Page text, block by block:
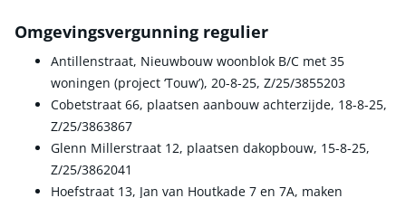
Omgevingsvergunning regulier
Antillenstraat, Nieuwbouw woonblok B/C met 35
woningen (project ‘Touw’), 20-8-25, Z/25/3855203
Cobetstraat 66, plaatsen aanbouw achterzijde, 18-8-25,
Z/25/3863867
Glenn Millerstraat 12, plaatsen dakopbouw, 15-8-25,
Z/25/3862041
Hoefstraat 13, Jan van Houtkade 7 en 7A, maken